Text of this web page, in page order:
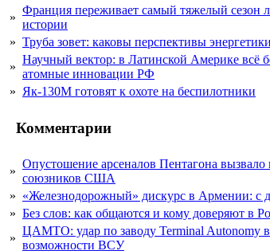
»
Франция переживает самый тяжелый сезон
истории
» Труба зовет: каковы перспективы
»
Научный вектор: в Латинской Америке всё
атомные инновации РФ
» Як-130М готовят к охоте на беспилотники
Комментарии
»
Опустошение арсеналов Пентагона
союзников США
» «Железнодорожный» дискурс в Армении: с
» Без слов: как общаются и кому доверяют в
»
ЦАМТО: удар по заводу Terminal Autonomy
возможности ВСУ